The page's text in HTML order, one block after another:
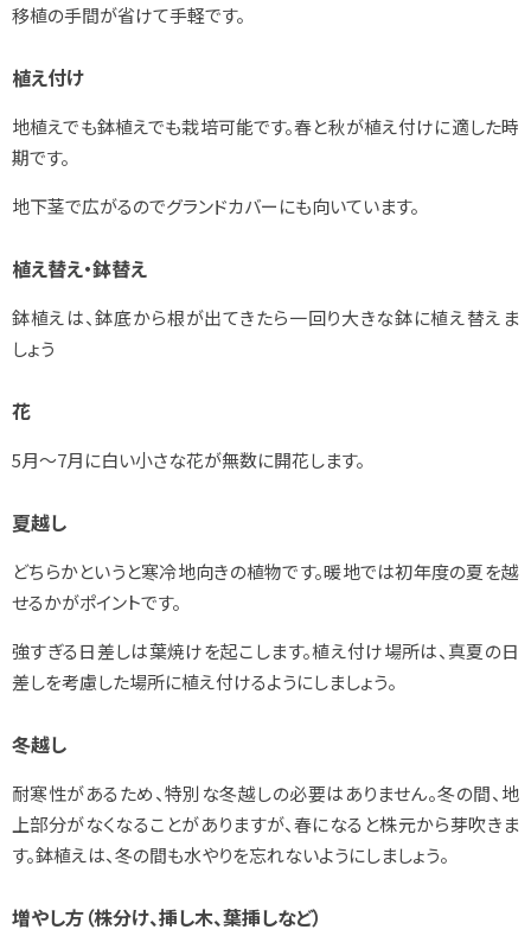
移植の手間が省けて手軽です。
植え付け
地植えでも鉢植えでも栽培可能です。春と秋が植え付けに適した時
期です。
地下茎で広がるのでグランドカバーにも向いています。
植え替え・鉢替え
鉢植えは、鉢底から根が出てきたら一回り大きな鉢に植え替えま
しょう
花
5月～7月に白い小さな花が無数に開花します。
夏越し
どちらかというと寒冷地向きの植物です。暖地では初年度の夏を越
せるかがポイントです。
強すぎる日差しは葉焼けを起こします。植え付け場所は、真夏の日
差しを考慮した場所に植え付けるようにしましょう。
冬越し
耐寒性があるため、特別な冬越しの必要はありません。冬の間、地
上部分がなくなることがありますが、春になると株元から芽吹きま
す。鉢植えは、冬の間も水やりを忘れないようにしましょう。
増やし方（株分け、挿し木、葉挿しなど）